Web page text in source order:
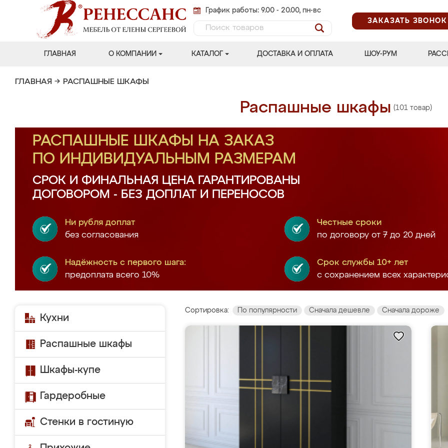
График работы: 9.00 - 20.00, пн-вс
ЗАКАЗАТЬ ЗВОНОК
ГЛАВНАЯ О КОМПАНИИ КАТАЛОГ ДОСТАВКА И ОПЛАТА ШОУ-РУМ
ГЛАВНАЯ → РАСПАШНЫЕ ШКАФЫ
Распашные шкафы (101 товар)
РАСПАШНЫЕ ШКАФЫ НА ЗАКАЗ
ПО ИНДИВИДУАЛЬНЫМ РАЗМЕРАМ
СРОК И ФИНАЛЬНАЯ ЦЕНА ГАРАНТИРОВАНЫ
ДОГОВОРОМ - БЕЗ ДОПЛАТ И ПЕРЕНОСОВ
Ни рубля доплат
без согласования
Честные сроки
по договору от 7 до 20 дней
Надёжность с первого шага:
предоплата всего 10%
Срок службы 10+ лет
с сохранением всех
Кухни
Распашные шкафы
Шкафы-купе
Гардеробные
Стенки в гостиную
Сортировка: По популярности Сначала дешевле Сначала дороже